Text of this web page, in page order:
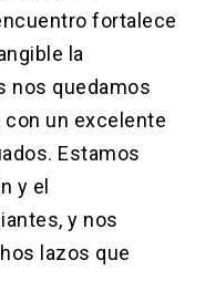
fortalece
la
nos quedamos
un excelente
Estamos
y el
y nos
lazos que